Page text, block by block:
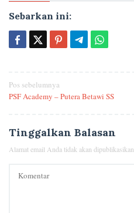
Sebarkan ini:
Navigasi
pos
Pos sebelumnya
PSF Academy – Putera Betawi SS
Tinggalkan Balasan
Alamat email Anda tidak akan dipublikasikan.